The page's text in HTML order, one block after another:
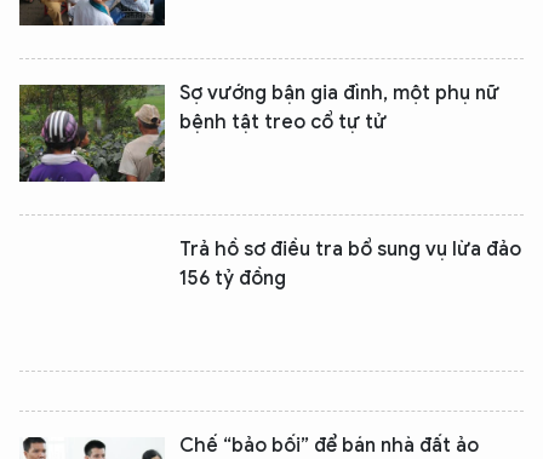
Sợ vướng bận gia đình, một phụ nữ
bệnh tật treo cổ tự tử
Trả hồ sơ điều tra bổ sung vụ lừa đảo
156 tỷ đồng
Chế “bảo bối” để bán nhà đất ảo